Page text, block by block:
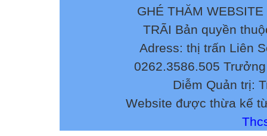
GHÉ THĂM
TRÃI Bản quyền
Adress: thị trấn Liên
0262.3586.505
Diễm Quản trị:
Website được thừa kế